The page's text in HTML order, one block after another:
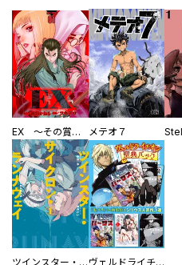
EX ～その賞金稼ぎは、世界の出口を探す～【単行本版】 メテオ７
ツインスター・サイクロン・ランナウェイ ヴェルドライチオシ聖典パック 『転スラ』ミニ画集付き シリウス人気作３選